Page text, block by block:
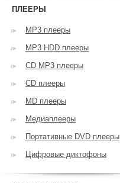
ПЛЕЕРЫ
MP3 плееры
MP3 HDD плееры
CD MP3 плееры
CD плееры
MD плееры
Медиаплееры
Портативные DVD плееры
Цифровые диктофоны